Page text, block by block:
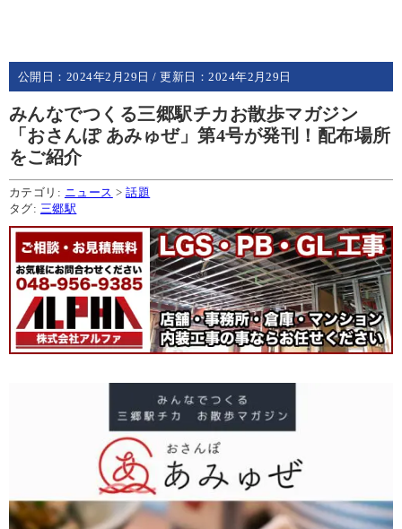
公開日： 2024年2月29日 / 更新日：2024年2月29日
みんなでつくる三郷駅チカお散歩マガジン
「おさんぽ あみゅぜ」第4号が発刊！配布場所
をご紹介
カテゴリ: ニュース >話題
タグ: 三郷駅